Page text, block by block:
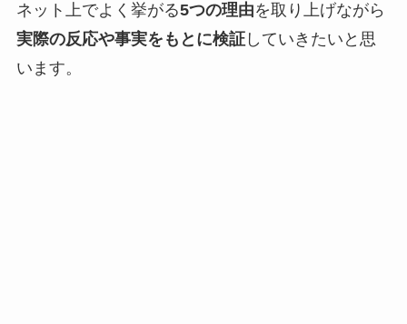
ネット上でよく挙がる5つの理由を取り上げながら
実際の反応や事実をもとに検証していきたいと思
います。